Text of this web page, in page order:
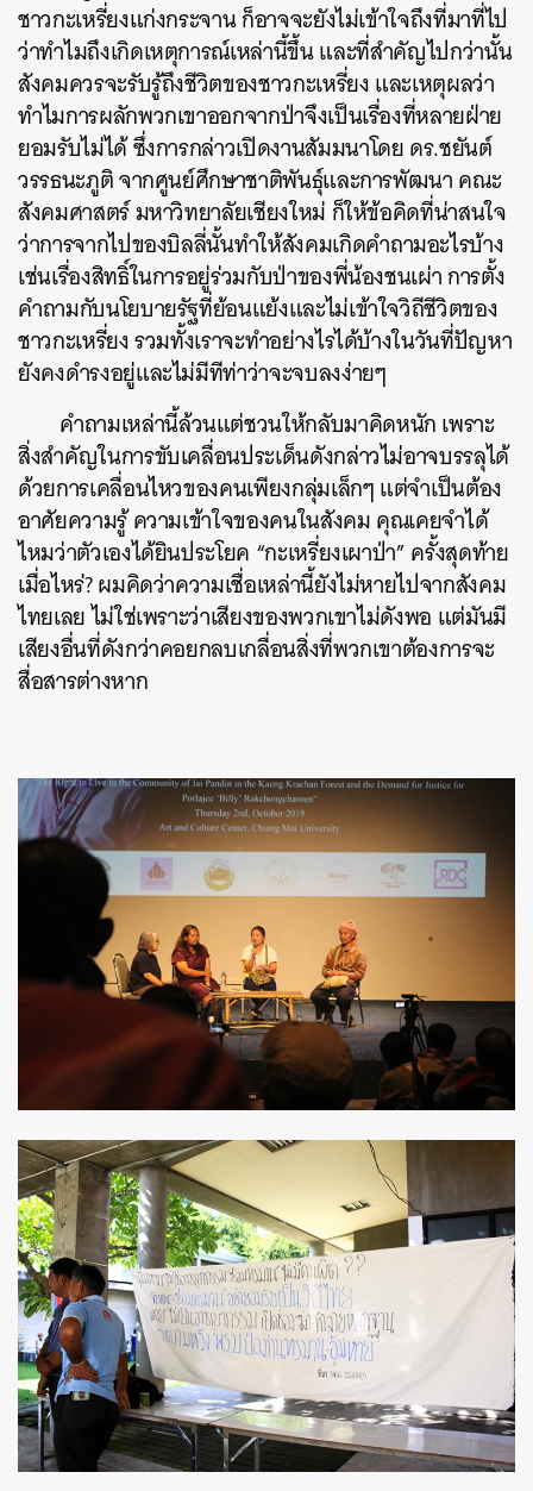
ชาวกะเหรี่ยงแก่งกระจาน ก็อาจจะยังไม่เข้าใจถึงที่มาที่ไป
ว่าทำไมถึงเกิดเหตุการณ์เหล่านี้ขึ้น และที่สำคัญไปกว่านั้น
สังคมควรจะรับรู้ถึงชีวิตของชาวกะเหรี่ยง และเหตุผลว่า
ทำไมการผลักพวกเขาออกจากป่าจึงเป็นเรื่องที่หลายฝ่าย
ยอมรับไม่ได้ซึ่งการกล่าวเปิดงานสัมมนาโดย ดร.ชยันต์
วรรธนะภูติ จากศูนย์ศึกษาชาติพันธุ์และการพัฒนา คณะ
สังคมศาสตร์ มหาวิทยาลัยเชียงใหม่ ก็ให้ข้อคิดที่น่าสนใจ
ว่าการจากไปของบิลลี่นั้นทำให้สังคมเกิดคำถามอะไรบ้าง
เช่นเรื่องสิทธิ์ในการอยู่ร่วมกับป่าของพี่น้องชนเผ่า การตั้ง
คำถามกับนโยบายรัฐที่ย้อนแย้งและไม่เข้าใจวิถีชีวิตของ
ชาวกะเหรี่ยง รวมทั้งเราจะทำอย่างไรได้บ้างในวันที่ปัญหา
ยังคงดำรงอยู่และไม่มีทีท่าว่าจะจบลงง่ายๆ
คำถามเหล่านี้ล้วนแต่ชวนให้กลับมาคิดหนัก เพราะ
สิ่งสำคัญในการขับเคลื่อนประเด็นดังกล่าวไม่อาจบรรลุได้
ด้วยการเคลื่อนไหวของคนเพียงกลุ่มเล็กๆ แต่จำเป็นต้อง
อาศัยความรู้ ความเข้าใจของคนในสังคม คุณเคยจำได้
ไหมว่าตัวเองได้ยินประโยค “กะเหรี่ยงเผาป่า” ครั้งสุดท้าย
เมื่อไหร่? ผมคิดว่าความเชื่อเหล่านี้ยังไม่หายไปจากสังคม
ไทยเลย ไม่ใช่เพราะว่าเสียงของพวกเขาไม่ดังพอ แต่มันมี
เสียงอื่นที่ดังกว่าคอยกลบเกลื่อนสิ่งที่พวกเขาต้องการจะ
สื่อสารต่างหาก